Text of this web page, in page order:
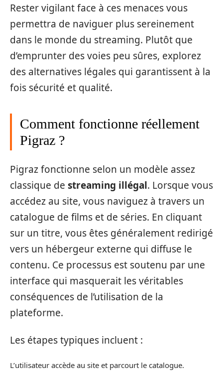
Rester vigilant face à ces menaces vous
permettra de naviguer plus sereinement
dans le monde du streaming. Plutôt que
d’emprunter des voies peu sûres, explorez
des alternatives légales qui garantissent à la
fois sécurité et qualité.
Comment fonctionne réellement
Pigraz ?
Pigraz fonctionne selon un modèle assez
classique de streaming illégal. Lorsque vous
accédez au site, vous naviguez à travers un
catalogue de films et de séries. En cliquant
sur un titre, vous êtes généralement redirigé
vers un hébergeur externe qui diffuse le
contenu. Ce processus est soutenu par une
interface qui masquerait les véritables
conséquences de l’utilisation de la
plateforme.
Les étapes typiques incluent :
L’utilisateur accède au site et parcourt le catalogue.